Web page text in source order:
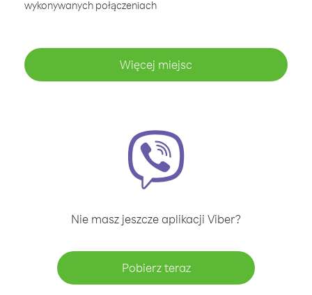
wykonywanych połączeniach
Więcej miejsc
Nie masz jeszcze aplikacji Viber?
Pobierz teraz